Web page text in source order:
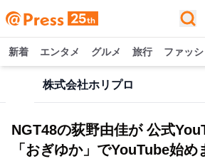
新着 エンタメ グルメ 旅行 ファッ
株式会社ホリプロ
NGT48の荻野由佳が 公式
「おぎゆか」でYouTube始